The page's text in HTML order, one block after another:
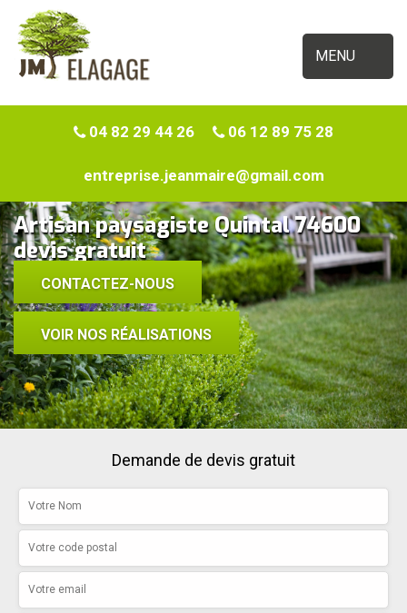
MENU
04 82 29 44 26 06 12 89 75 28
entreprise.jeanmaire@gmail.com
Artisan paysagiste Quintal 74600
devis gratuit
CONTACTEZ-NOUS
VOIR NOS RÉALISATIONS
Demande de devis gratuit